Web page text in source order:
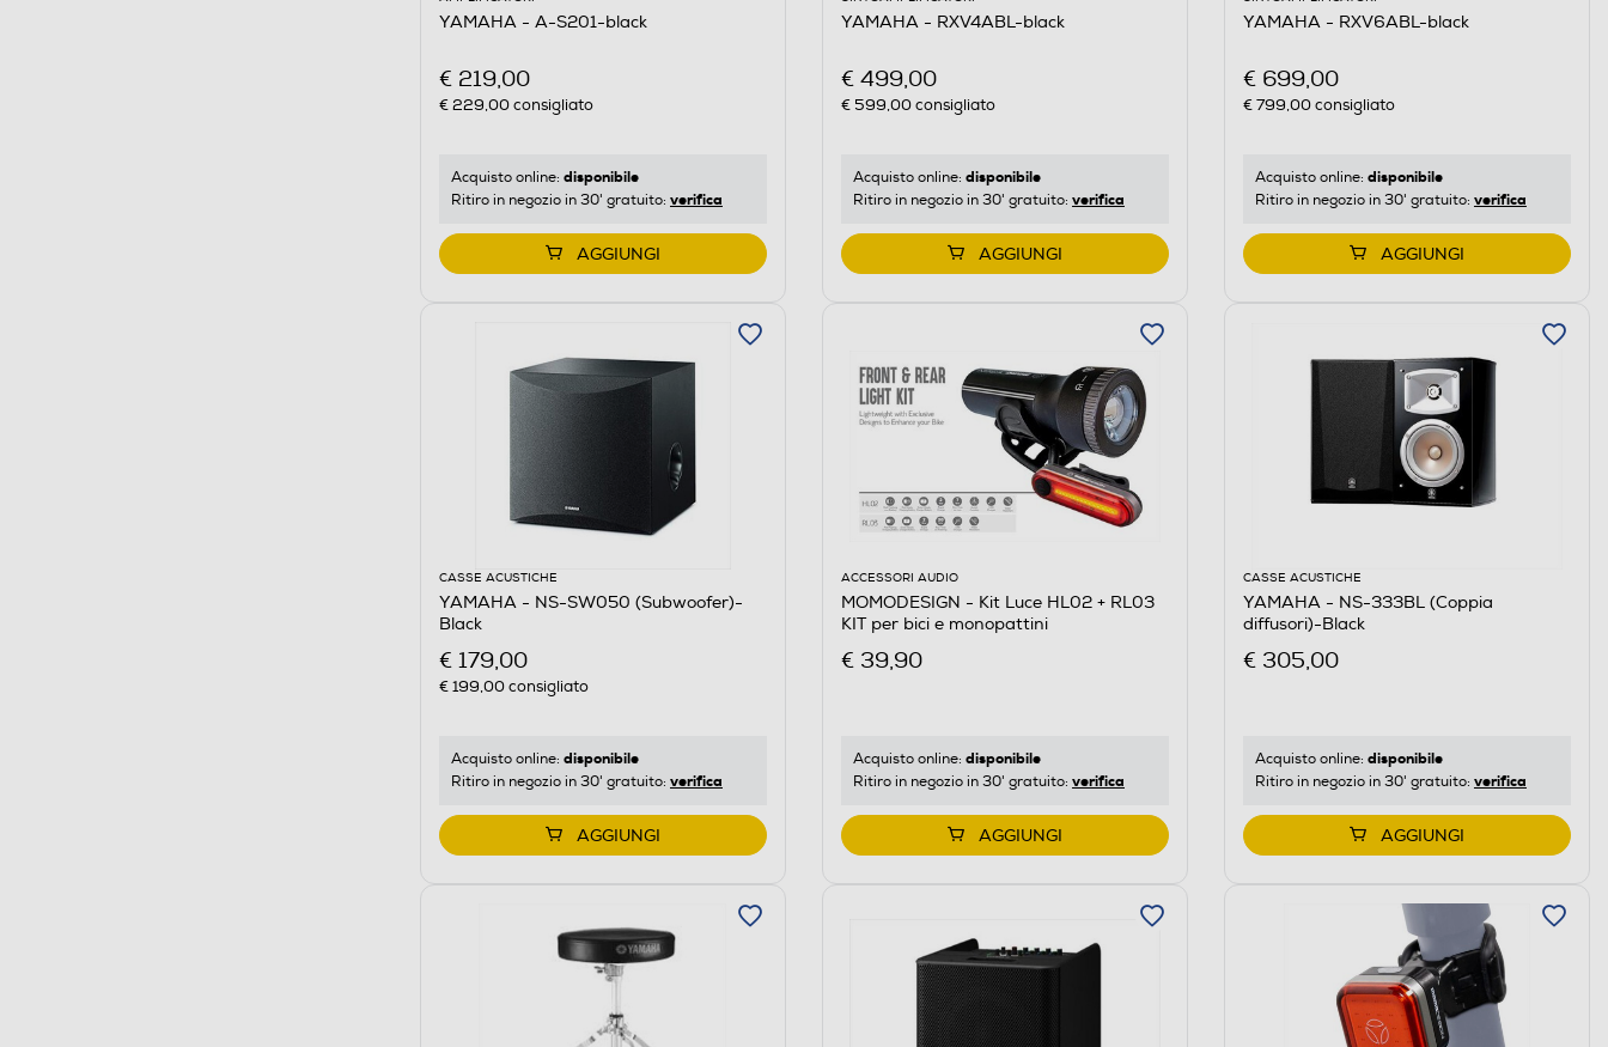
YAMAHA - A-S201-black
€ 219,00
€ 229,00consigliato
Acquisto online: disponibile
Ritiro in negozio in 30' gratuito: verifica
AGGIUNGI
YAMAHA - RXV4ABL-black
€ 499,00
€ 599,00consigliato
Acquisto online: disponibile
Ritiro in negozio in 30' gratuito: verifica
AGGIUNGI
YAMAHA - RXV6ABL-black
€ 699,00
€ 799,00consigliato
Acquisto online: disponibile
Ritiro in negozio in 30' gratuito: verifica
AGGIUNGI
CASSE ACUSTICHE
YAMAHA - NS-SW050 (Subwoofer)-
Black
€ 179,00
€ 199,00consigliato
Acquisto online: disponibile
Ritiro in negozio in 30' gratuito: verifica
AGGIUNGI
ACCESSORI AUDIO
MOMODESIGN - Kit Luce HL02 + RL03
KIT per bici e monopattini
€ 39,90
Acquisto online: disponibile
Ritiro in negozio in 30' gratuito: verifica
AGGIUNGI
CASSE ACUSTICHE
YAMAHA - NS-333BL (Coppia
diffusori)-Black
€ 305,00
Acquisto online: disponibile
Ritiro in negozio in 30' gratuito: verifica
AGGIUNGI